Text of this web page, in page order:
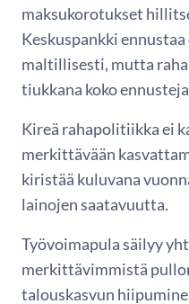
maksukorotukset
Keskuspankki
maltillisesti, mutta
tiukkana koko
Kireä rahapolitiikka ei
merkittävään
kiristää kuluvana
lainojen saatavuutta.
Työvoimapula säilyy
merkittävimmistä
talouskasvun